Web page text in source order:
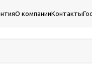
О компанииКонтакты